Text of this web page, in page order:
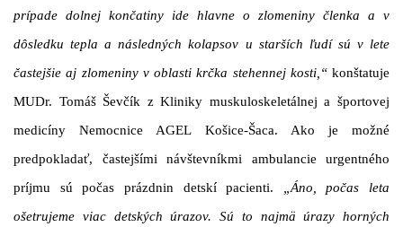
prípade dolnej končatiny ide hlavne o zlomeniny členka a v
dôsledku tepla a následných kolapsov u starších ľudí sú v lete
častejšie aj zlomeniny v oblasti krčka stehennej kosti,“ konštatuje
MUDr. Tomáš Ševčík z Kliniky muskuloskeletálnej a športovej
medicíny Nemocnice AGEL Košice-Šaca. Ako je možné
predpokladať, častejšími návštevníkmi ambulancie urgentného
príjmu sú počas prázdnin detskí pacienti.
„Áno, počas leta
ošetrujeme viac detských úrazov. Sú to najmä úrazy horných